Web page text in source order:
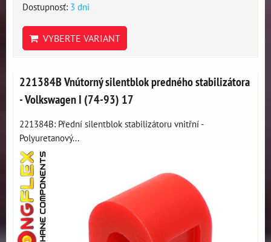
Dostupnosť: 3 dni
VYBERTE VARIANT
221384B Vnútorný silentblok predného stabilizátora
- Volkswagen I (74-93) 17
221384B: Přední silentblok stabilizátoru vnitřní -
Polyuretanový...